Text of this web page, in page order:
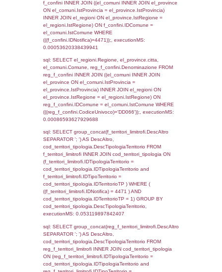
sql: SELECT a2p.Cognome, a2p.Nome
a2_ruolipersonale a2rp INNER JOIN
a2rp.IDPersonale = a2p.IDPersonale
(((a2p.IDNotifica)=4471) AND
executionMS: 0.00042891502380371
sql: SELECT Cognome, Nome FROM
reg_a2_ruolipersonale INNER JOIN
reg_a2_ruolipersonale.IDPersonale =
reg_a2_personale.IDPersonale WHERE
executionMS: 0.0010809898376465
sql: SELECT a2p.Cognome, a2p.Nome
a2_ruolipersonale a2rp INNER JOIN
a2rp.IDPersonale = a2p.IDPersonale
(((a2p.IDNotifica)=4471) AND
executionMS: 0.00035595893859863
sql: SELECT Cognome, Nome FROM
reg_a2_ruolipersonale INNER JOIN
reg_a2_ruolipersonale.IDPersonale =
reg_a2_personale.IDPersonale WHERE